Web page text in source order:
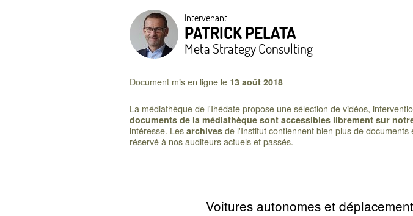
Intervenant :
PATRICK PELATA
Meta Strategy Consulting
Document mis en ligne le 13 août 2018
La médiathèque de l'Ihédate propose une sélection de vidéos,
documents de la médiathèque sont accessibles librement sur
intéresse. Les archives de l'Institut contiennent bien plus de
réservé à nos auditeurs actuels et passés.
Voitures autonomes et